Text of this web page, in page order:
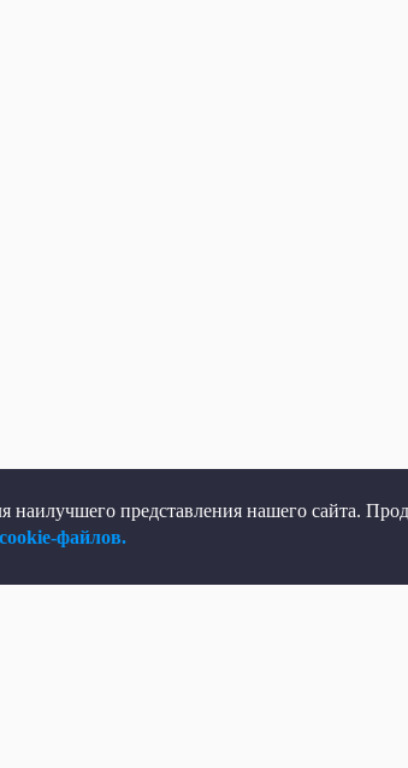
представления нашего сайта.
cookie-файлов.